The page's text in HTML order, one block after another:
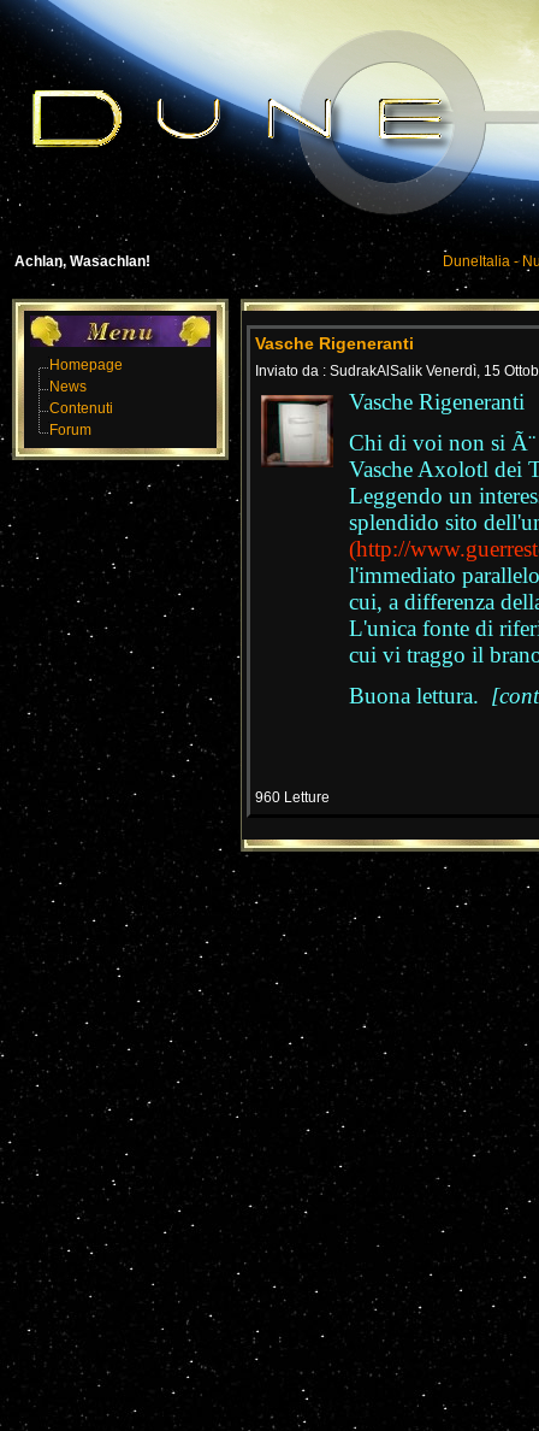
Achlan, Wasachlan! DuneItalia -
Homepage
News
Contenuti
Forum
Vasche Rigeneranti
Inviato da : SudrakAlSalik Venerdì, 15
Vasche Rigeneranti
Chi di voi non si
Vasche Axolotl dei
Leggendo un
splendido sito
(http://
l'immediato
cui, a differenza
L'unica fonte di
cui vi traggo il
Buona lettura.
960 Letture